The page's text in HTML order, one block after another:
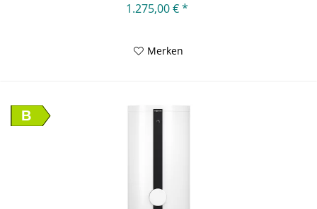
1.275,00 € *
Merken
B